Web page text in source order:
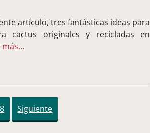
artículo, tres fantásticas ideas para
cactus originales y recicladas en
más...
Siguiente